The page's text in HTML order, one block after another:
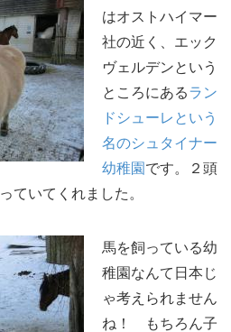
はオストハイマー
社の近く、エック
ヴェルデンという
ところにあるラン
ドシューレという
名のシュタイナー
幼稚園 です。２頭
ていてくれました。
馬を飼っている幼
稚園なんて日本じ
ゃ考えられません
ね！ もちろん子